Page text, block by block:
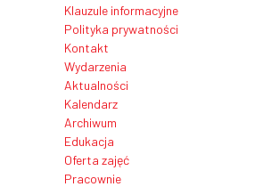
Klauzule informacyjne
Polityka prywatności
Kontakt
Wydarzenia
Aktualności
Kalendarz
Archiwum
Edukacja
Oferta zajęć
Pracownie